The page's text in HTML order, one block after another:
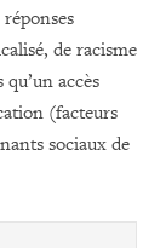
de racisme
accès
(facteurs
sociaux de